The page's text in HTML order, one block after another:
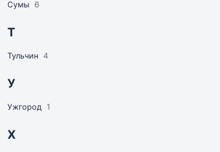
Сумы 6
Т
Тульчин 4
У
Ужгород 1
Х